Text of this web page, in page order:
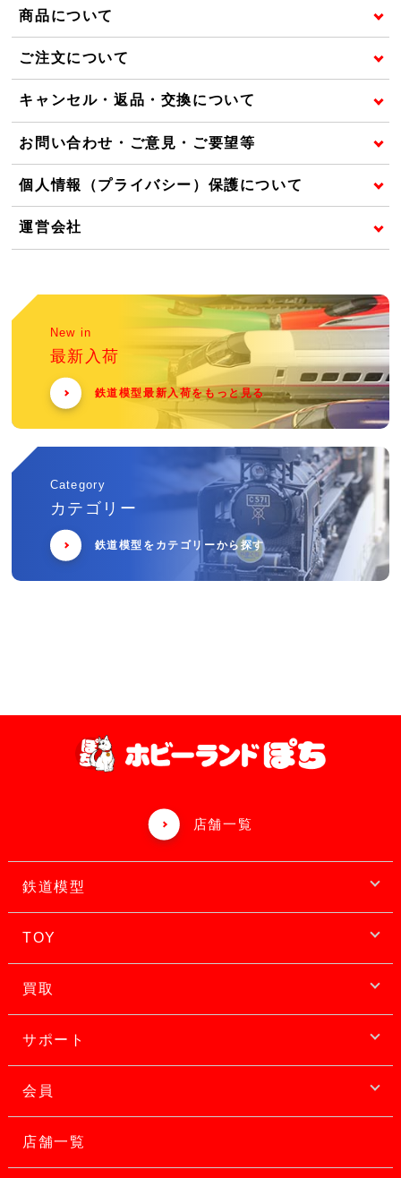
商品について
ご注文について
キャンセル・返品・交換について
お問い合わせ・ご意見・ご要望等
個人情報（プライバシー）保護について
運営会社
New in
最新入荷
鉄道模型最新入荷をもっと見る
Category
カテゴリー
鉄道模型をカテゴリーから探す
店舗一覧
鉄道模型
TOY
買取
サポート
会員
店舗一覧